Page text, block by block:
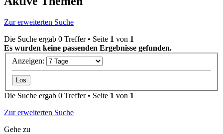
Zur erweiterten Suche
Die Suche ergab 0 Treffer • Seite 1 von 1
Es wurden keine passenden Ergebnisse gefunden.
Anzeigen:
Die Suche ergab 0 Treffer • Seite 1 von 1
Zur erweiterten Suche
Gehe zu